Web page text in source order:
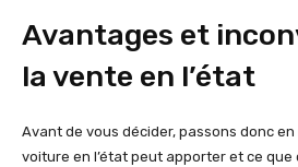
Avantages et
la vente en l’état
Avant de vous décider, passons donc
voiture en l’état peut apporter et ce que